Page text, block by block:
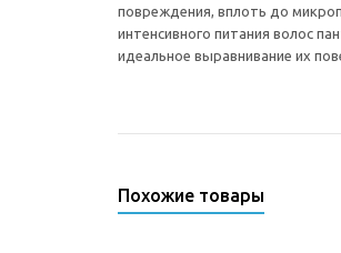
повреждения, вплоть до
интенсивного питания волос
идеальное выравнивание их
Похожие товары